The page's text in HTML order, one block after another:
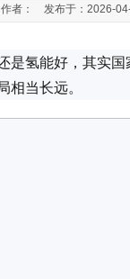
作者： 发布于：2026-
是氢能好，其实
当长远。